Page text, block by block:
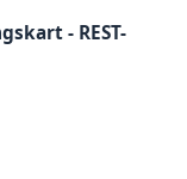
- REST-